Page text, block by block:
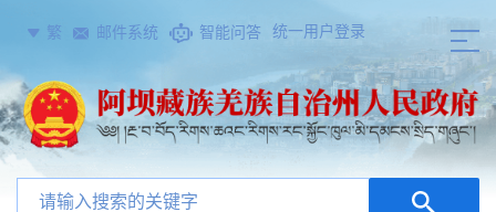
繁 邮件系统 智能问答 统一用户登录